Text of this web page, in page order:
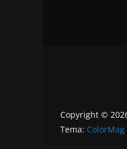
Copyright ©
Tema: ColorMag